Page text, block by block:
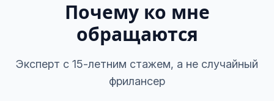
Почему ко мне
обращаются
Эксперт с 15-летним стажем, а не случайный
фрилансер